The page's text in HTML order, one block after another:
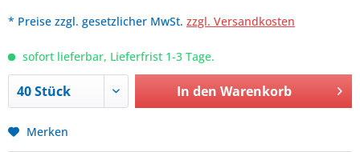
* Preise zzgl. gesetzlicher MwSt. zzgl. Versandkosten
sofort lieferbar, Lieferfrist 1-3 Tage.
In den Warenkorb
Merken